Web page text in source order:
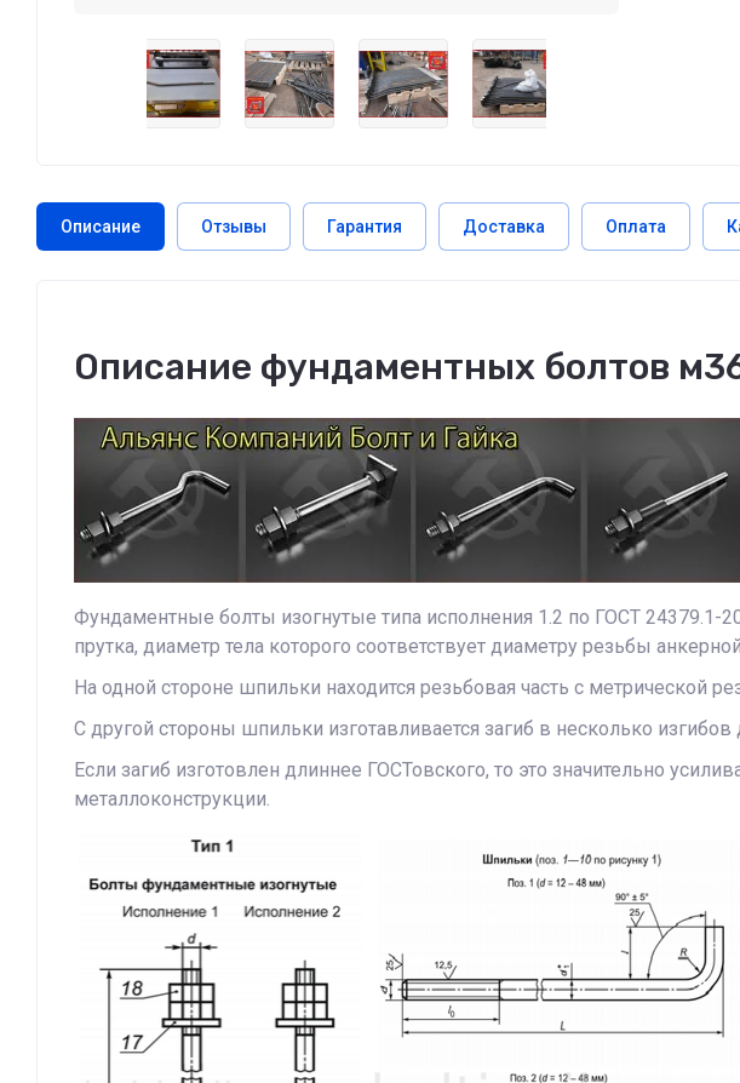
Описание Отзывы Гарантия Доставка Оплата
Описание фундаментных болтов
Фундаментные болты изогнутые типа исполнения 1.2 по ГОСТ 24379.1-
прутка, диаметр тела которого соответствует диаметру резьбы
На одной стороне шпильки находится резьбовая часть с
С другой стороны шпильки изготавливается загиб в несколько
Если загиб изготовлен длиннее ГОСТовского, то это значительно
металлоконструкции.